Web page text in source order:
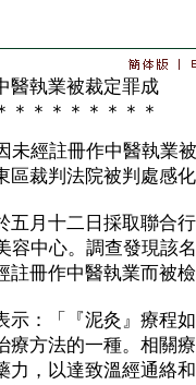
醫執業被裁定罪成
＊＊＊＊＊＊＊＊
經註冊作中醫執業被
區裁判法院被判處感
月十二日採取聯合行
容中心。調查發現該
註冊作中醫執業而被
：「『泥灸』療程如
療方法的一種。相關
力，以達致溫經通絡